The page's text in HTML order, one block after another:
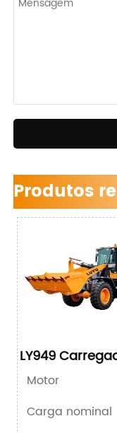
Produtos
LY949
de rodas
Motor
Carga nominal